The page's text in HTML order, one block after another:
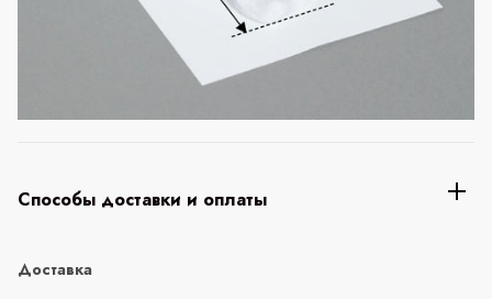
Способы доставки и оплаты
Доставка